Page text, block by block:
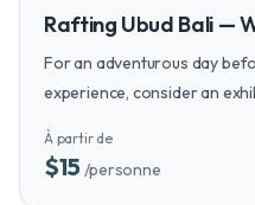
Rafting Ubud Bali —
For an adventurous day
experience, consider an
À partir de
$15 /personne